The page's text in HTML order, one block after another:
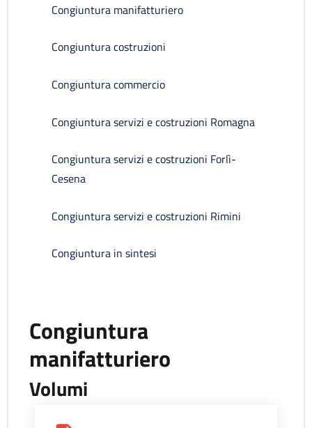
Congiuntura manifatturiero
Congiuntura costruzioni
Congiuntura commercio
Congiuntura servizi e costruzioni Romagna
Congiuntura servizi e costruzioni Forlì-
Cesena
Congiuntura servizi e costruzioni Rimini
Congiuntura in sintesi
Congiuntura
manifatturiero
Volumi